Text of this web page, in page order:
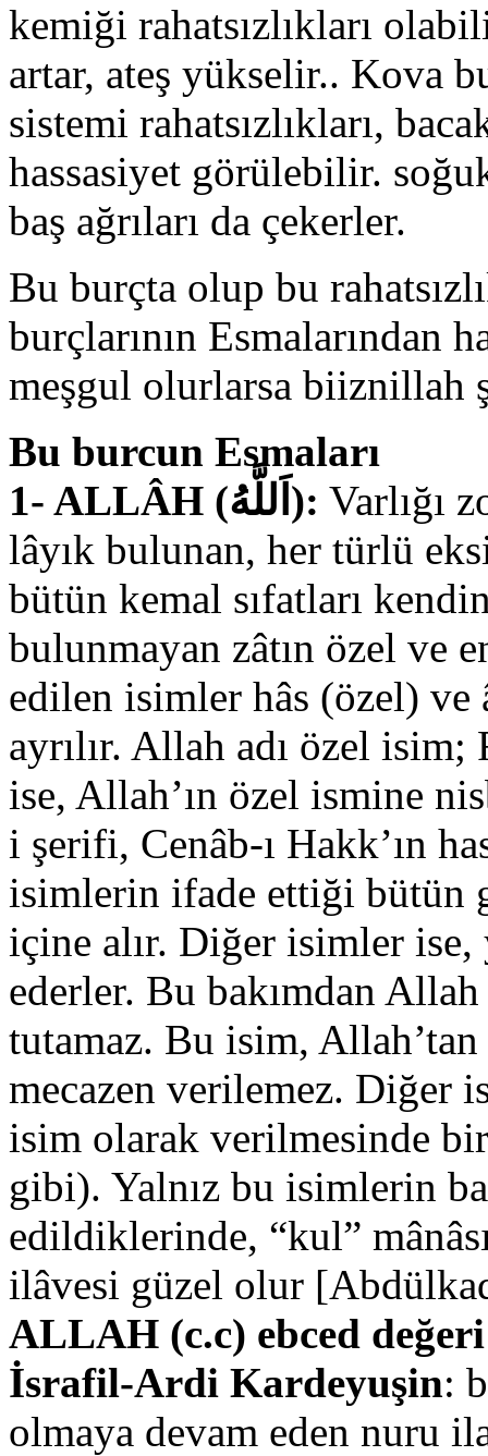
kemiği rahatsızlıkları
artar, ateş yükselir.. Kova
sistemi rahatsızlıkları,
hassasiyet görülebilir.
baş ağrıları da çekerler.
Bu burçta olup bu
burçlarının Esmalarından
meşgul olurlarsa biiznillah
Bu burcun Esmaları
1- ALLÂH (اَللَّهُ): Varlığı
lâyık bulunan, her türlü
bütün kemal sıfatları
bulunmayan zâtın özel ve
edilen isimler hâs (özel)
ayrılır. Allah adı özel
ise, Allah’ın özel ismine
i şerifi, Cenâb-ı Hakk’ın
isimlerin ifade ettiği bütün
içine alır. Diğer isimler ise,
ederler. Bu bakımdan
tutamaz. Bu isim, Allah’tan
mecazen verilemez. Diğer
isim olarak verilmesinde
gibi). Yalnız bu isimlerin
edildiklerinde, “kul”
ilâvesi güzel olur
ALLAH (c.c) ebced
İsrafil-Ardi Kardeyuşin:
olmaya devam eden nuru